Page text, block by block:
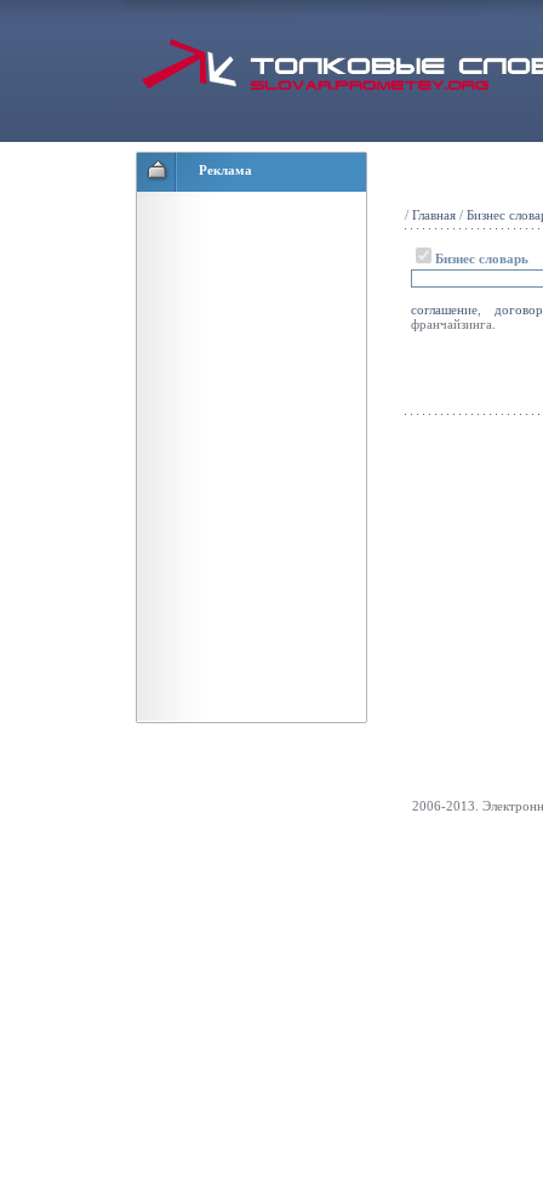
Реклама
/ Главная / Бизнес
Бизнес словарь
соглашение договор
франчайзинга.
2006-2013.